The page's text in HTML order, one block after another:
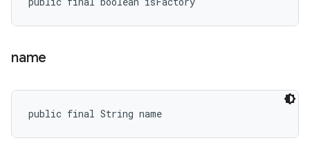
name
public final String name